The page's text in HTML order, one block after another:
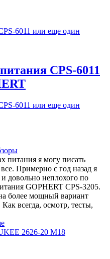
CPS-6011
питания я могу писать
Примерно с год назад я
и довольно неплохого по
GOPHERT CPS-3205.
более мощный вариант
всегда, осмотр, тесты,